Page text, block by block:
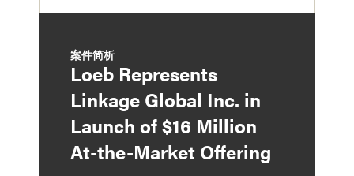
案件简析
Loeb Represents
Linkage Global Inc. in
Launch of $16 Million
At-the-Market Offering